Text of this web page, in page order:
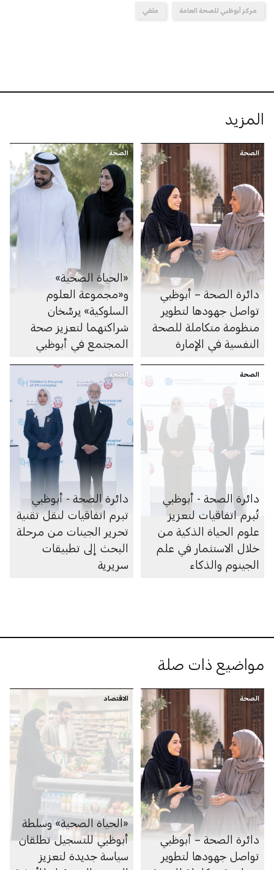
مركز أبوظبي للصحة العامة ملفي
المزيد
الصحة
دائرة الصحة – أبوظبي
تواصل جهودها لتطوير
منظومة متكاملة للصحة
النفسية في الإمارة
الصحة
«الحياة الصحية»
و«مجموعة العلوم
السلوكية» يرسِّخان
شراكتهما لتعزيز صحة
المجتمع في أبوظبي
الصحة
دائرة الصحة - أبوظبي
تُبرم اتفاقيات لتعزيز
علوم الحياة الذكية من
خلال الاستثمار في علم
الجينوم والذكاء
الصحة
دائرة الصحة - أبوظبي
تبرم اتفاقيات لنقل تقنية
تحرير الجينات من مرحلة
البحث إلى تطبيقات
سريرية
مواضيع ذات صلة
الصحة
دائرة الصحة – أبوظبي
تواصل جهودها لتطوير
الاقتصاد
«الحياة الصحية» وسلطة
أبوظبي للتسجيل تطلقان
سياسة جديدة لتعزيز